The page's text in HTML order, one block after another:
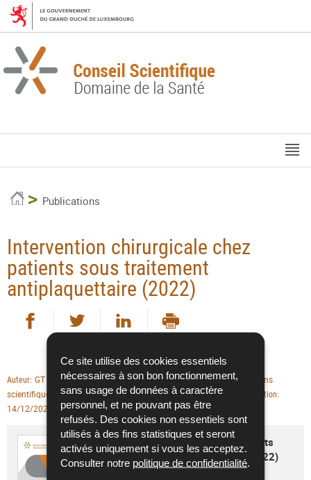
Ce site utilise des cookies essentiels
nécessaires à son bon fonctionnement,
sans usage de données à caractère
personnel, et ne pouvant pas être
refusés. Des cookies non essentiels sont
utilisés à des fins statistiques et seront
activés uniquement si vous les acceptez.
Consulter notre politique de confidentialité
Aller
la
navigation
Aller
contenu
AccueilPublications
Intervention chirurgicale chez
patients sous traitement
antiplaquettaire (2022)
Partager sur Facebook - nouvelle fenêtre
Partager sur Twitter- nouvelle fenêtre
Partager sur LinkedIn
Imprimer
Auteur GT Risques cardio-vasculaires Type de publication Publications
scientifiques
Thème(s) Pathologies cardio-vasculaires Date de parution
14/12/2022 Editeur Conseil scientifique
Intervention chirurgicale chez patients
sous traitement antiplaquettaire (2022)